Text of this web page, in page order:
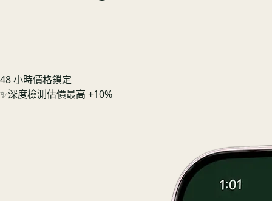
48 小時價格鎖定
✨深度檢測估價最高 +10%